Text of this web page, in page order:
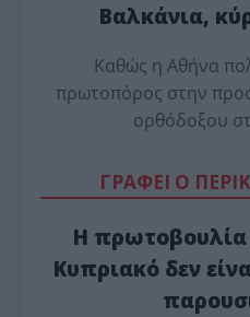
Βαλκάνια,
Καθώς η Αθήνα
πρωτοπόρος στην
ορθόδοξου
ΓΡΑΦΕΙ Ο
Η πρωτοβουλία
Κυπριακό δεν